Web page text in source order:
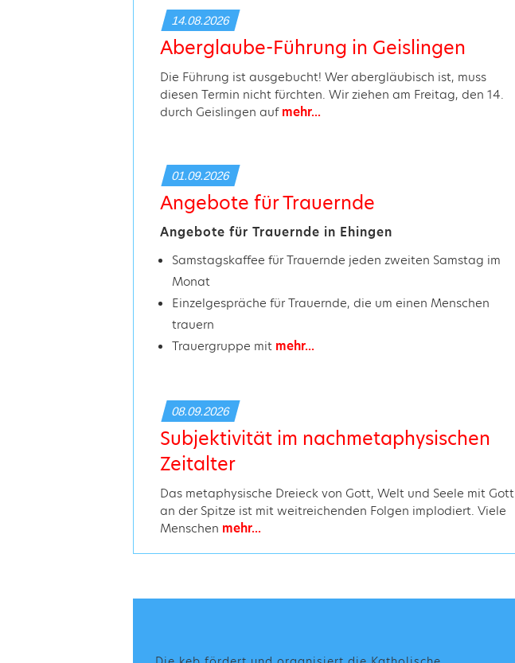
14.08.2026
Aberglaube-Führung in Geislingen
Die Führung ist ausgebucht! Wer abergläubisch ist, muss
diesen Termin nicht fürchten. Wir ziehen am Freitag, den 14.
durch Geislingen aufmehr...
01.09.2026
Angebote für Trauernde
Angebote für Trauernde in Ehingen
Samstagskaffee für Trauernde jeden zweiten Samstag im
Monat
Einzelgespräche für Trauernde, die um einen Menschen
trauern
Trauergruppe mit mehr...
08.09.2026
Subjektivität im nachmetaphysischen
Zeitalter
Das metaphysische Dreieck von Gott, Welt und Seele mit Gott
an der Spitze ist mit weitreichenden Folgen implodiert. Viele
Menschen mehr...